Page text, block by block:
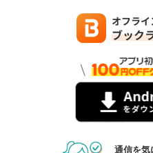
通信を気